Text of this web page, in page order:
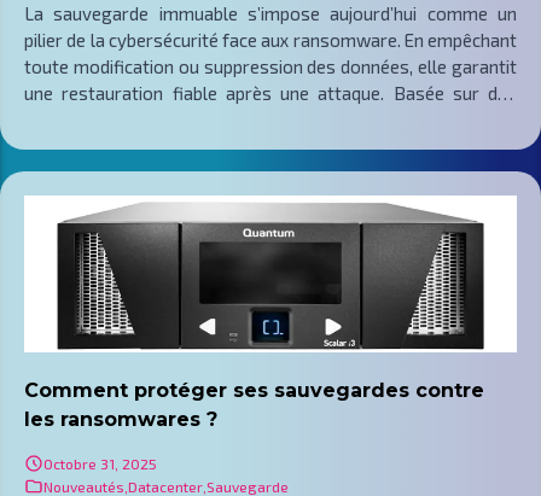
La sauvegarde immuable s’impose aujourd’hui comme un
pilier de la cybersécurité face aux ransomware. En empêchant
toute modification ou suppression des données, elle garantit
une restauration fiable après une attaque. Basée sur des
renforce la résilience IT et la conformité réglementaire.
Intégrée à une stratégie globale de protection, elle sécurise
les environnements cloud et les infrastructures locales tout
en assurant la continuité des opérations. Cet article détaille
les principes techniques, les technologies associées et les
bonnes pratiques pour déployer une sauvegarde réellement
inviolable.
Comment protéger ses sauvegardes contre
les ransomwares ?
Octobre 31, 2025
Nouveautés Datacenter Sauvegarde